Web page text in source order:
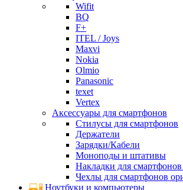
Wifit
BQ
F+
ITEL / Joys
Maxvi
Nokia
Olmio
Panasonic
texet
Vertex
Аксессуары для смартфонов
Стилусы для смартфонов
Держатели
Зарядки/Кабели
Моноподы и штативы
Накладки для смартфонов
Чехлы для смартфонов
Ноутбуки и компьютеры